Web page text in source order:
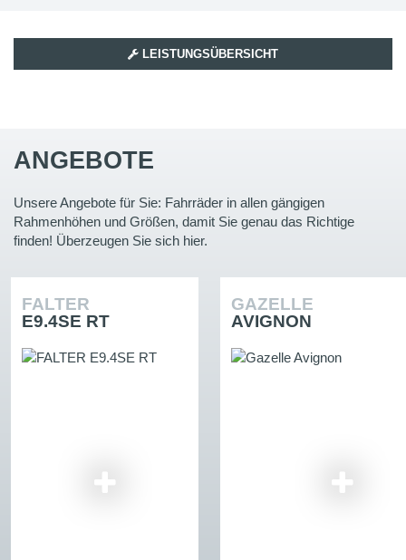
LEISTUNGSÜBERSICHT
ANGEBOTE
Unsere Angebote für Sie: Fahrräder in allen gängigen
Rahmenhöhen und Größen, damit Sie genau das Richtige
finden! Überzeugen Sie sich hier.
FALTER
E9.4SE RT
GAZELLE
AVIGNON